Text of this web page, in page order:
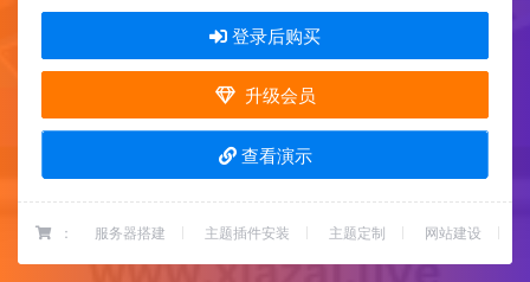
登录后购买
升级会员
查看演示
： 服务器搭建 主题插件安装 主题定制 网站建设